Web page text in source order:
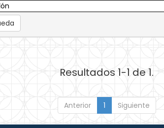
Resultados 1-1 de 1.
Anterior 1 Siguiente